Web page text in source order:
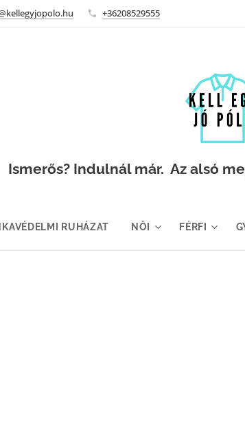
+36208529555
Ismerős? Indulnál már. Az alsó
RUHÁZAT NŐI FÉRFI